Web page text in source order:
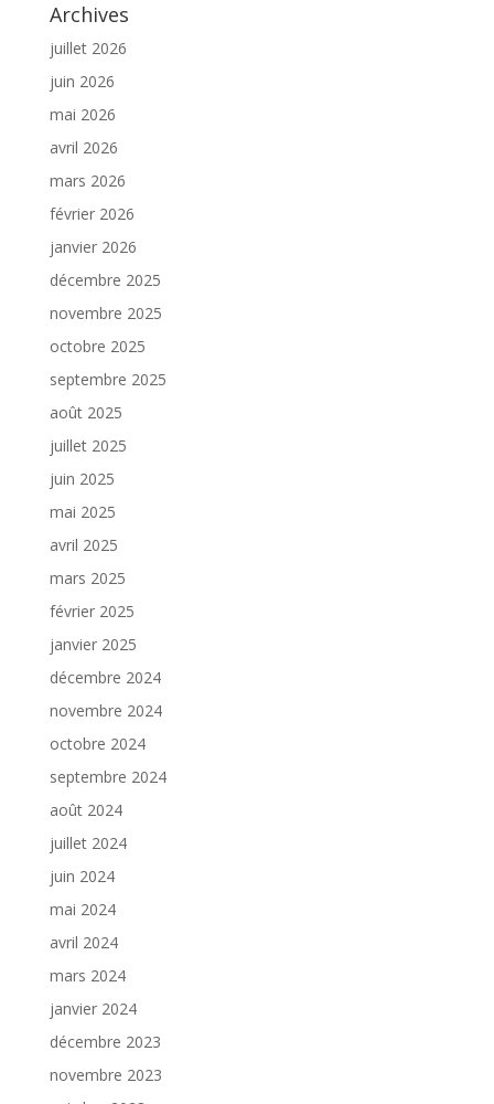
Archives
juillet 2026
juin 2026
mai 2026
avril 2026
mars 2026
février 2026
janvier 2026
décembre 2025
novembre 2025
octobre 2025
septembre 2025
août 2025
juillet 2025
juin 2025
mai 2025
avril 2025
mars 2025
février 2025
janvier 2025
décembre 2024
novembre 2024
octobre 2024
septembre 2024
août 2024
juillet 2024
juin 2024
mai 2024
avril 2024
mars 2024
janvier 2024
décembre 2023
novembre 2023